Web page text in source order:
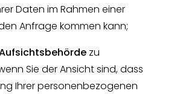
Daten im Rahmen einer
Anfrage kommen kann;
zu
Sie der Ansicht sind, dass
Ihrer personenbezogenen